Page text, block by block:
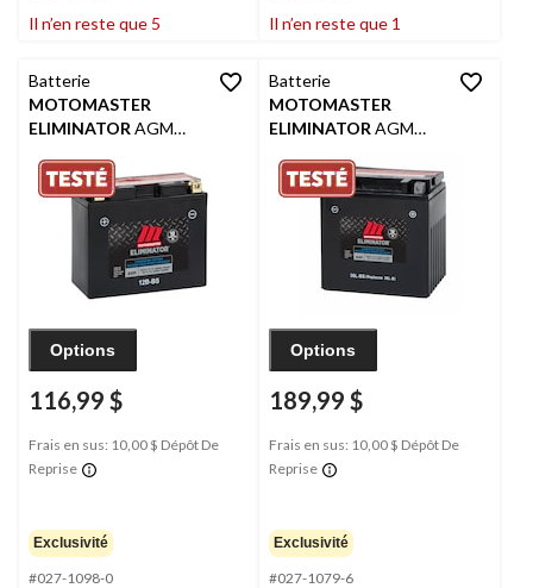
Il n’en reste que 5 Il n’en reste que 1
Batterie
MOTOMASTER
ELIMINATOR AGM
sports motorisés, 12B-
BS
Options
116,99 $
Frais en sus: 10,00 $ Dépôt De
Reprise
Exclusivité
#027-1098-0
Batterie
MOTOMASTER
ELIMINATOR AGM
sports motorisés, 30L-
BS
Options
189,99 $
Frais en sus: 10,00 $ Dépôt De
Reprise
Exclusivité
#027-1079-6